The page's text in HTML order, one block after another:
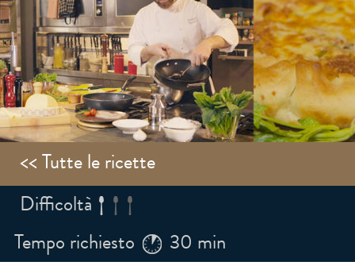
<< Tutte le ricette
Difficoltà
Tempo richiesto
30 min